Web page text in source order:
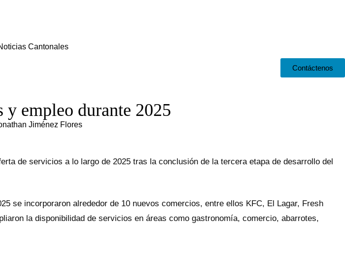
Cantonales
Contáctenos
empleo durante 2025
Jiménez Flores
de servicios a lo largo de 2025 tras la conclusión de la tercera etapa de desarrollo del
se incorporaron alrededor de 10 nuevos comercios, entre ellos KFC, El Lagar, Fresh
la disponibilidad de servicios en áreas como gastronomía, comercio, abarrotes,